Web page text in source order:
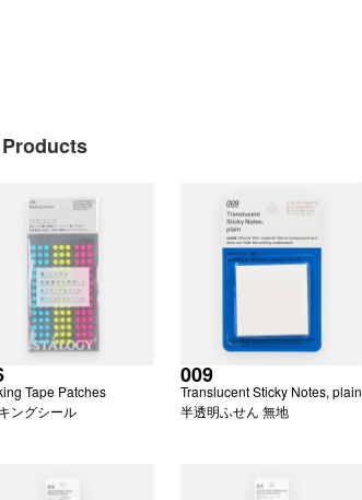
Tape Patches
ングシール
009
Translucent Sticky Notes, plain
半透明ふせん 無地